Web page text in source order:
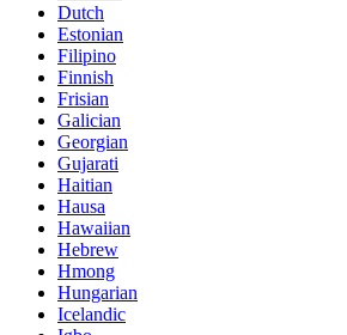
Dutch
Estonian
Filipino
Finnish
Frisian
Galician
Georgian
Gujarati
Haitian
Hausa
Hawaiian
Hebrew
Hmong
Hungarian
Icelandic